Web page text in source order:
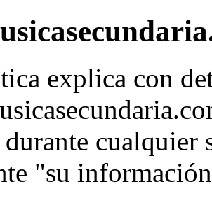
explica con
cualquier
"su